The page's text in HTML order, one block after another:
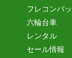
フレコンバ
六輪台車
レンタル
セール情報